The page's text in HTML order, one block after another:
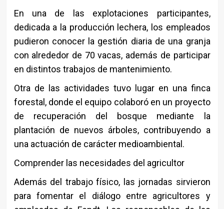
En una de las explotaciones participantes,
dedicada a la producción lechera, los empleados
pudieron conocer la gestión diaria de una granja
con alrededor de 70 vacas, además de participar
en distintos trabajos de mantenimiento.
Otra de las actividades tuvo lugar en una finca
forestal, donde el equipo colaboró en un proyecto
de recuperación del bosque mediante la
plantación de nuevos árboles, contribuyendo a
una actuación de carácter medioambiental.
Comprender las necesidades del agricultor
Además del trabajo físico, las jornadas sirvieron
para fomentar el diálogo entre agricultores y